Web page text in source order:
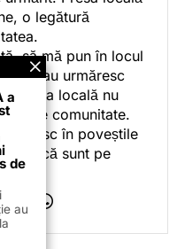
o legătură
să mă pun în locul
sau urmăresc
presa locală nu
comunitate.
în poveștile
că sunt pe
a
de
au